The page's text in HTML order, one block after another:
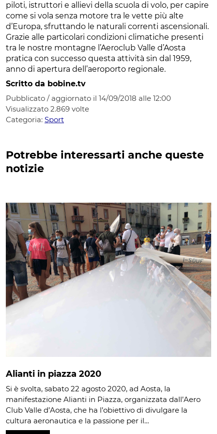
piloti, istruttori e allievi della scuola di volo, per capire
come si vola senza motore tra le vette più alte
d’Europa, sfruttando le naturali correnti ascensionali.
Grazie alle particolari condizioni climatiche presenti
tra le nostre montagne l’Aeroclub Valle d’Aosta
pratica con successo questa attività sin dal 1959,
anno di apertura dell’aeroporto regionale.
Scritto da bobine.tv
Pubblicato / aggiornato il 14/09/2018 alle 12:00
Visualizzato 2.869 volte
Categoria: Sport
Potrebbe interessarti anche queste
notizie
Alianti in piazza 2020
Si è svolta, sabato 22 agosto 2020, ad Aosta, la
manifestazione Alianti in Piazza, organizzata dall’Aero
Club Valle d’Aosta, che ha l’obiettivo di divulgare la
cultura aeronautica e la passione per il…